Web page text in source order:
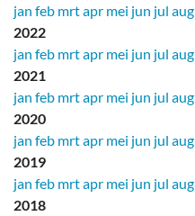
jan feb mrtapr mei jun jul aug
2022
jan feb mrtapr mei jun jul aug
2021
jan feb mrtapr mei jun jul aug
2020
jan feb mrtapr mei jun jul aug
2019
jan feb mrtapr mei jun jul aug
2018